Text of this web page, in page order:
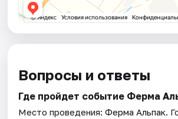
Вопросы и ответы
Где пройдет событие Ферма
Место проведения:Ферма Альпак.